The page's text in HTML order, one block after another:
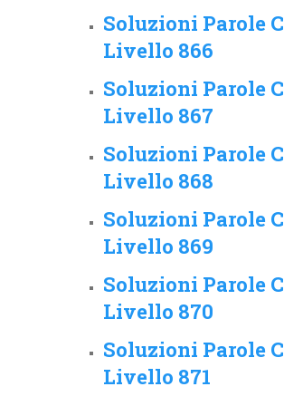
Soluzioni Parole
Livello 866
Soluzioni Parole
Livello 867
Soluzioni Parole
Livello 868
Soluzioni Parole
Livello 869
Soluzioni Parole
Livello 870
Soluzioni Parole
Livello 871